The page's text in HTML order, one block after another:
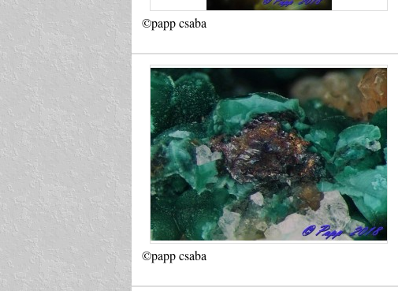
©papp csaba
©papp csaba